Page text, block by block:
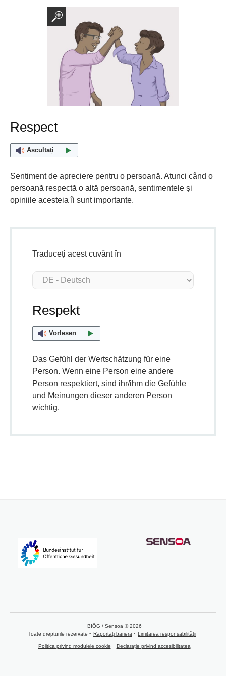
Respect
Ascultați
Sentiment de apreciere pentru o persoană. Atunci când o
persoană respectă o altă persoană, sentimentele și
opiniile acesteia îi sunt importante.
Traduceți acest cuvânt în
Respekt
Vorlesen
Das Gefühl der Wertschätzung für eine
Person. Wenn eine Person eine andere
Person respektiert, sind ihr/ihm die Gefühle
und Meinungen dieser anderen Person
wichtig.
BIÖG / Sensoa © 2026
Toate drepturile rezervate
Raportați bariera Limitarea responsabilității
Politica privind modulele cookie Declarație privind accesibilitatea